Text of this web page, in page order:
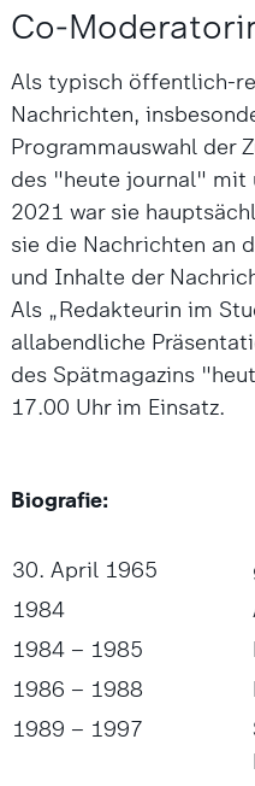
Co-
Als typisch öffentlich-
Nachrichten,
Programmauswahl der
des "heute journal" mit
2021 war sie
sie die Nachrichten an
und Inhalte der
Als „Redakteurin im
allabendliche
des Spätmagazins
17.00 Uhr im Einsatz.
Biografie:
30. April 1965
1984
1984 – 1985
1986 – 1988
1989 – 1997